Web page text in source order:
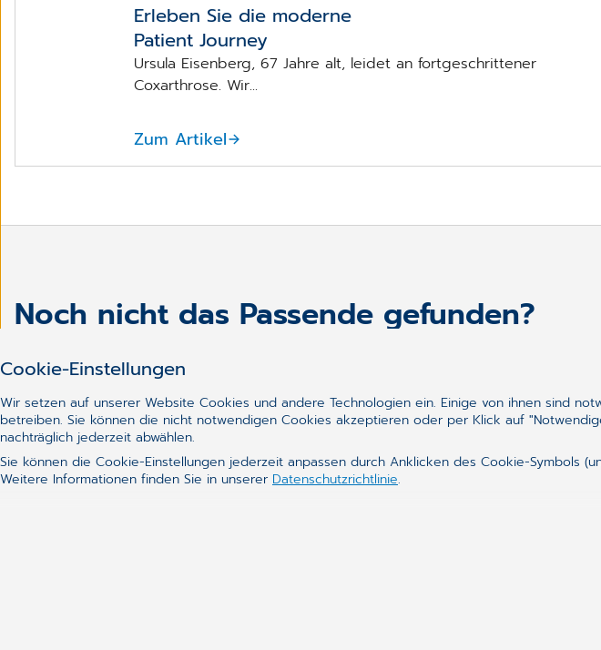
Erleben Sie die moderne
Patient Journey
Ursula Eisenberg, 67 Jahre alt, leidet an fortgeschrittener
Coxarthrose. Wir...
Zum Artikel
Noch nicht das Passende gefunden?
Cookie-Einstellungen
Wir setzen auf unserer Website Cookies und andere Technologien ein. Einige von ihnen sind
betreiben. Sie können die nicht notwendigen Cookies akzeptieren oder per Klick auf
nachträglich jederzeit abwählen.
Sie können die Cookie-Einstellungen jederzeit anpassen durch Anklicken des Cookie-Symbols
Weitere Informationen finden Sie in unserer Datenschutzrichtlinie.